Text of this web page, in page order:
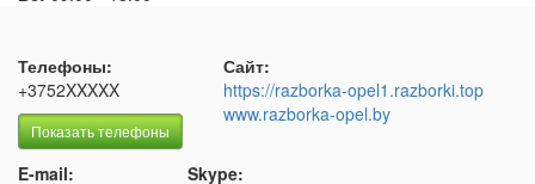
Телефоны:
+3752XXXXX
Показать телефоны
Сайт:
https://razborka-opel1.razborki.top
www.razborka-opel.by
E-mail:
Skype: